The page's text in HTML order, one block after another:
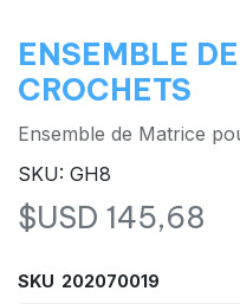
ENSEMBLE
CROCHETS
Ensemble de Matrice
SKU: GH8
$USD 145,68
SKU 202070019